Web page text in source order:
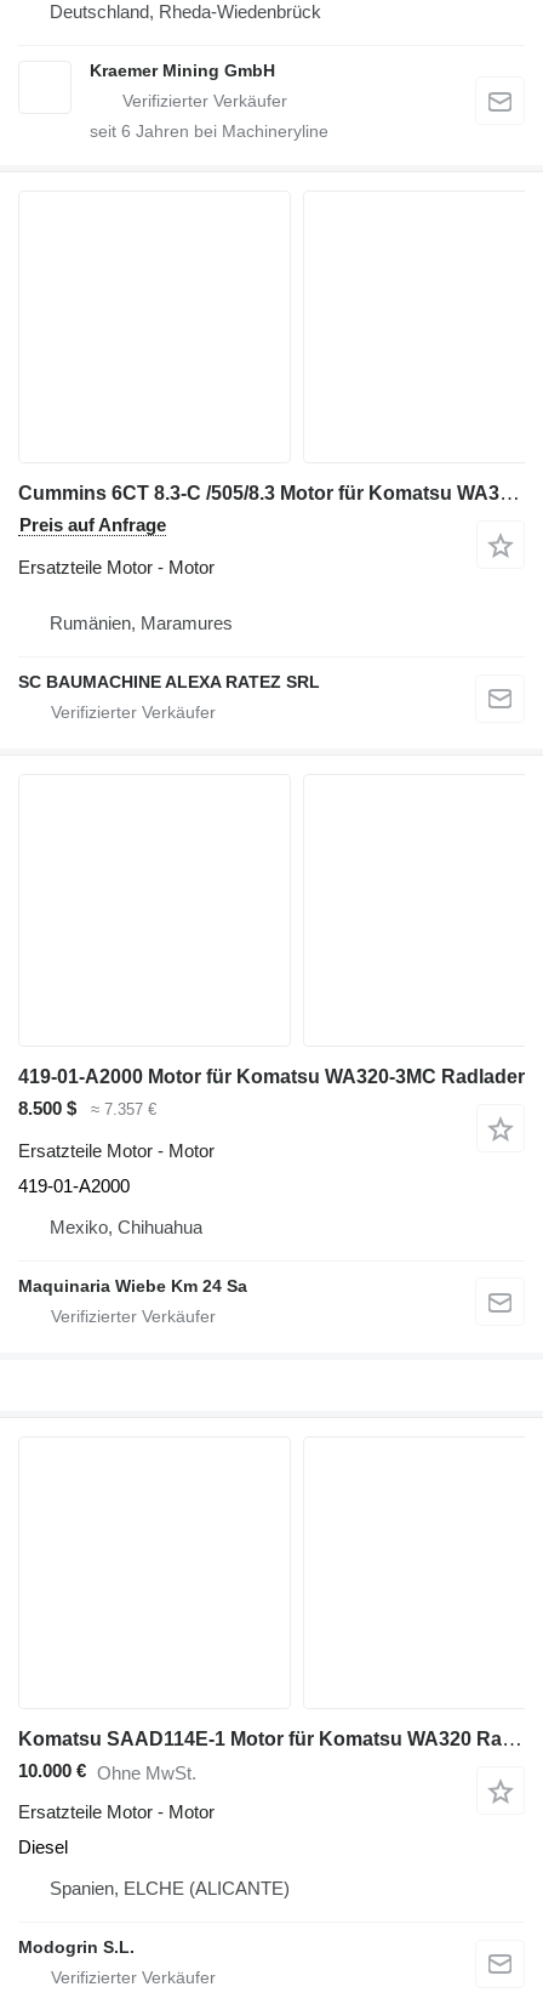
Deutschland, Rheda-Wiedenbrück
Kraemer Mining GmbH
seit 6 Jahren bei Machineryline
Cummins 6CT 8.3-C /505/8.3 Motor für Komatsu WA320 Radlader
Preis auf Anfrage
Ersatzteile Motor - Motor
Rumänien, Maramures
SC BAUMACHINE ALEXA RATEZ SRL
419-01-A2000 Motor für Komatsu WA320-3MC Radlader
8.500 $
≈ 7.357 €
Ersatzteile Motor - Motor
419-01-A2000
Mexiko, Chihuahua
Maquinaria Wiebe Km 24 Sa
Komatsu SAAD114E-1 Motor für Komatsu WA320 Radlader
10.000 € Ohne MwSt.
Ersatzteile Motor - Motor
Diesel
Spanien, ELCHE (ALICANTE)
Modogrin S.L.